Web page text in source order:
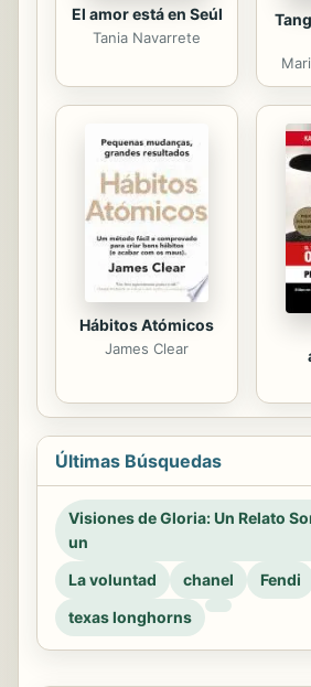
El amor está en Seúl
Tania Navarrete
Hábitos Atómicos
James Clear
Últimas Búsquedas
Visiones de Gloria: Un Relato
un
La voluntad
chanel
Fendi
texas longhorns